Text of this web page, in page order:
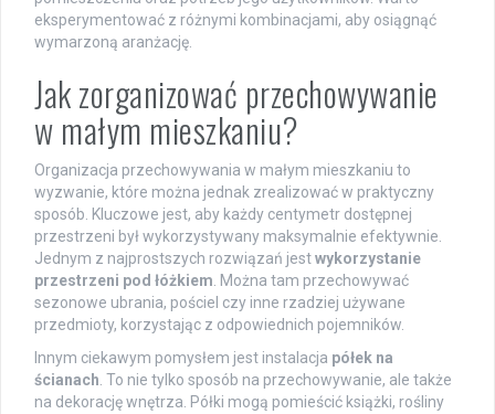
eksperymentować z różnymi kombinacjami, aby osiągnąć
wymarzoną aranżację.
Jak zorganizować przechowywanie
w małym mieszkaniu?
Organizacja przechowywania w małym mieszkaniu to
wyzwanie, które można jednak zrealizować w praktyczny
sposób. Kluczowe jest, aby każdy centymetr dostępnej
przestrzeni był wykorzystywany maksymalnie efektywnie.
Jednym z najprostszych rozwiązań jestwykorzystanie
przestrzeni pod łóżkiem . Można tam przechowywać
sezonowe ubrania, pościel czy inne rzadziej używane
przedmioty, korzystając z odpowiednich pojemników.
Innym ciekawym pomysłem jest instalacja półek na
ścianach . To nie tylko sposób na przechowywanie, ale także
na dekorację wnętrza. Półki mogą pomieścić książki, rośliny